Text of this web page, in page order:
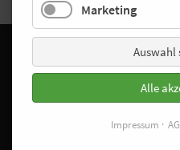
Facebook
Marketing
Auswahl
Alle
Impressum